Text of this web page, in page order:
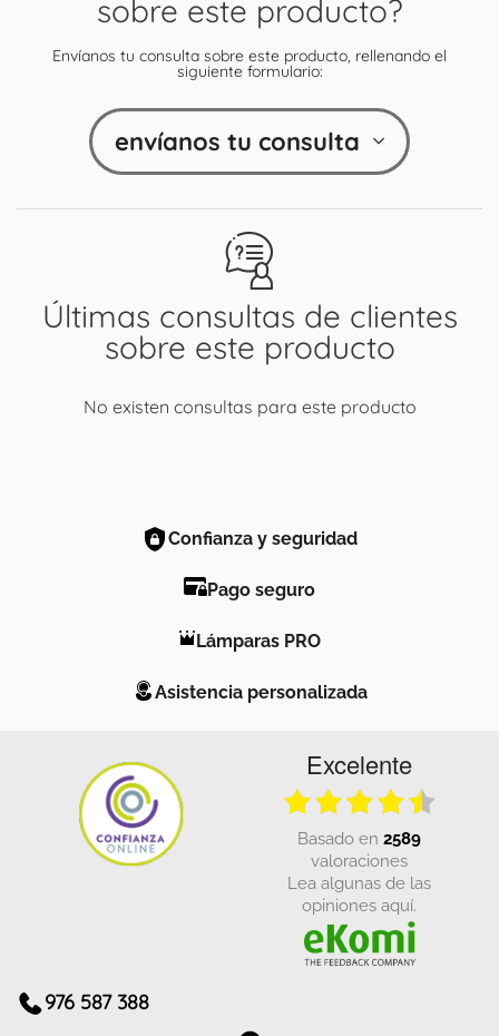
Últimas consultas de clientes
sobre este producto
No existen consultas para este producto
sobre este producto?
Envíanos tu consulta sobre este producto, rellenando el
siguiente formulario:
envíanos tu consulta
Confianza y seguridad
Pago seguro
Lámparas PRO
Asistencia personalizada
Excelente
basado en 2589
valoraciones
Lea algunas de las
opiniones aquí.
976 587 388